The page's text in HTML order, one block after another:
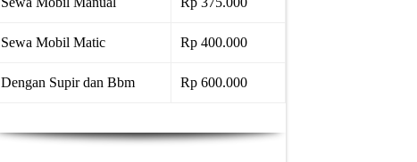
Sewa Mobil Matic Rp 400.000
Dengan Supir dan Bbm Rp 600.000